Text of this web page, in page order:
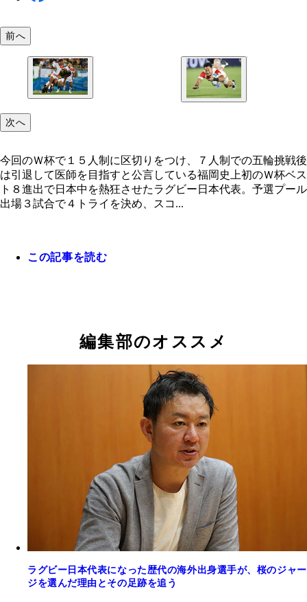
前へ
次へ
今回のＷ杯で１５人制に区切りをつけ、７人制での五輪挑戦後
は引退して医師を目指すと公言している福岡史上初のＷ杯ベス
ト８進出で日本中を熱狂させたラグビー日本代表。予選プール
出場３試合で４トライを決め、スコ...
この記事を読む
編集部のオススメ
ラグビー日本代表になった歴代の海外出身選手が、桜のジャー
ジを選んだ理由とその足跡を追う